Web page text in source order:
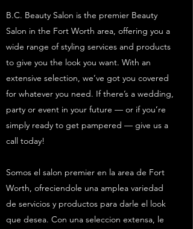
B.C. Beauty Salon is the premier Beauty
Salon in the Fort Worth area, offering you a
wide range of styling services and products
to give you the look you want. With an
extensive selection, we’ve got you covered
for whatever you need. If there’s a wedding,
party or event in your future — or if you’re
simply ready to get pampered — give us a
call today!
Somos el salon premier en la area de Fort
Worth, ofreciendole una amplea variedad
de servicios y productos para darle el look
que desea. Con una seleccion extensa, le